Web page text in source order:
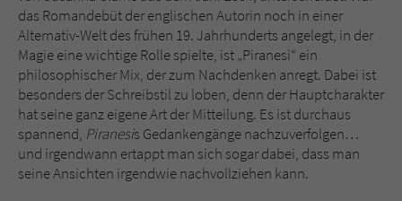
das Romandebüt der englischen Autorin noch in einer
Alternativ-Welt des frühen 19. Jahrhunderts angelegt, in der
Magie eine wichtige Rolle spielte, ist „Piranesi“ ein
philosophischer Mix, der zum Nachdenken anregt. Dabei ist
besonders der Schreibstil zu loben, denn der Hauptcharakter
hat seine ganz eigene Art der Mitteilung. Es ist durchaus
spannend, Piranesis Gedankengänge nachzuverfolgen…
und irgendwann ertappt man sich sogar dabei, dass man
seine Ansichten irgendwie nachvollziehen kann.